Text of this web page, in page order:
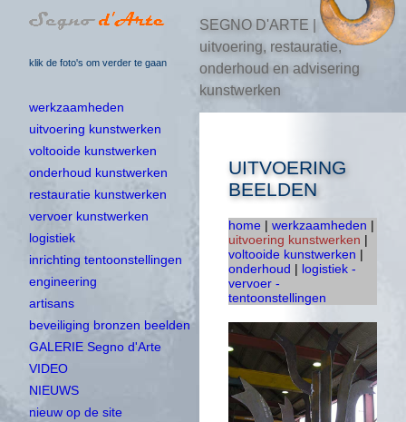
klik de foto's om verder te gaan
SEGNO D'ARTE |
uitvoering, restauratie,
onderhoud en advisering
kunstwerken
werkzaamheden
uitvoering kunstwerken
voltooide kunstwerken
onderhoud kunstwerken
restauratie kunstwerken
vervoer kunstwerken
logistiek
inrichting tentoonstellingen
engineering
artisans
beveiliging bronzen beelden
GALERIE Segno d'Arte
VIDEO
NIEUWS
nieuw op de site
UITVOERING
BEELDEN
home | werkzaamheden |
uitvoering kunstwerken |
voltooide kunstwerken |
onderhoud | logistiek -
vervoer -
tentoonstellingen